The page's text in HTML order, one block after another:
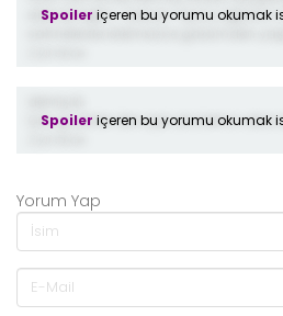
izlememiştim. Sorsan “buna ağlanır
Spoiler içeren bu yorumu okumak
Çok guzel bir dizi açık ara birinci
Spoiler içeren bu yorumu okumak
Yorum Yap